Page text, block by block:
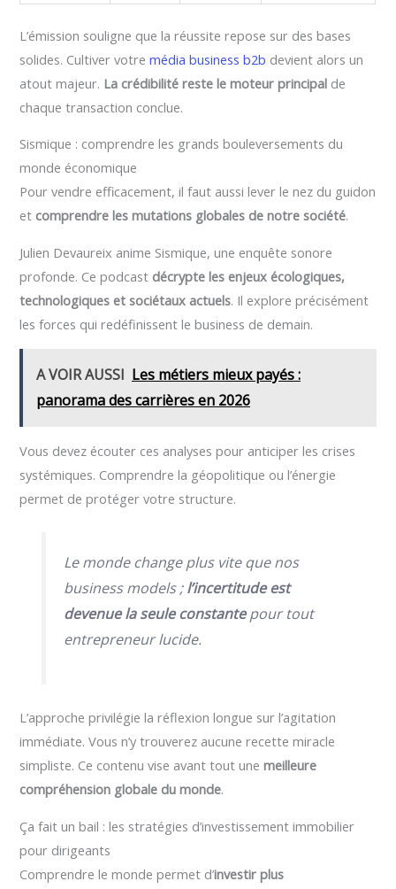
L’émission souligne que la réussite repose sur des bases
solides. Cultiver votremédia business b2b devient alors un
atout majeur. La crédibilité reste le moteur principal de
chaque transaction conclue.
Sismique : comprendre les grands bouleversements du
monde économique
Pour vendre efficacement, il faut aussi lever le nez du guidon
et comprendre les mutations globales de notre société.
Julien Devaureix anime Sismique, une enquête sonore
profonde. Ce podcast décrypte les enjeux écologiques,
technologiques et sociétaux actuels. Il explore précisément
les forces qui redéfinissent le business de demain.
A VOIR AUSSI Les métiers mieux payés :
panorama des carrières en 2026
Vous devez écouter ces analyses pour anticiper les crises
systémiques. Comprendre la géopolitique ou l’énergie
permet de protéger votre structure.
Le monde change plus vite que nos
business models ;l’incertitude est
devenue la seule constantepour tout
entrepreneur lucide.
L’approche privilégie la réflexion longue sur l’agitation
immédiate. Vous n’y trouverez aucune recette miracle
simpliste. Ce contenu vise avant tout unemeilleure
compréhension globale du monde.
Ça fait un bail : les stratégies d’investissement immobilier
pour dirigeants
Comprendre le monde permet d’investir plus